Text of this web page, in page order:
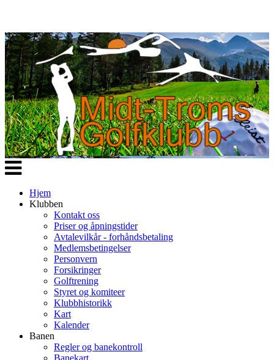
Veksle
navigasjon
Hjem
Klubben
Kontakt oss
Priser og åpningstider
Avtalevilkår - forhåndsbetaling
Medlemsbetingelser
Personvern
Forsikringer
Golftrening
Styret og komiteer
Klubbhistorikk
Kart
Kalender
Banen
Regler og banekontroll
Banekart